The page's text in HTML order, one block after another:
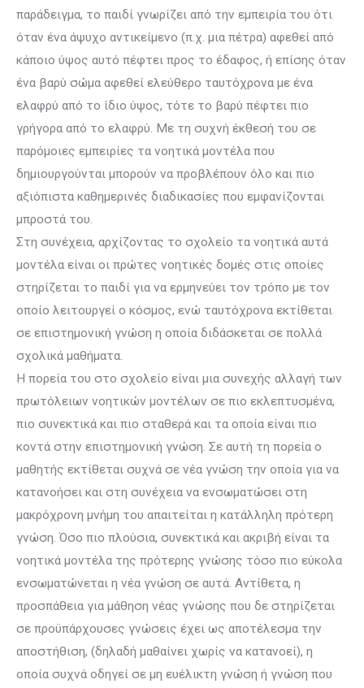
παρά­δειγ­μα, το παιδί γνωρίζει από την εμπειρία του ότι
όταν ένα άψυχο αντικείμενο (π.χ. μια πέ­τρα) αφεθεί από
κάποιο ύψος αυτό πέφτει προς το έδαφος, ή επίσης όταν
ένα βα­ρύ σώμα αφεθεί ελεύθερο ταυτόχρονα με ένα
ελαφρύ από το ίδιο ύψος, τότε το βαρύ πέφτει πιο
γρήγορα από το ελαφρύ. Με τη συχνή έκθεσή του σε
παρό­μοιες εμπειρίες τα νοητικά μοντέλα που
δημιουργούνται μπορούν να προβλέπουν όλο και πιο
αξιόπιστα καθημερινές διαδικασίες που εμφανίζονται
μπροστά του.
Στη συνέχεια, αρχί­ζο­ντας το σχολείο τα νοητικά αυτά
μοντέλα είναι οι πρώτες νοητικές δομές στις οποίες
στη­ρί­ζεται το παιδί για να ερμηνεύει τον τρόπο με τον
οποίο λειτουργεί ο κόσμος, ενώ ταυτόχρονα εκτίθεται
σε επιστημονική γνώση η οποία διδάσκεται σε πολλά
σχολικά μαθήματα.
Η πο­ρεία του στο σχο­λείο είναι μια συνεχής αλλαγή των
πρωτόλειων νοητικών μοντέλων σε πιο εκλεπτυσμένα,
πιο συνεκτικά και πιο σταθερά και τα οποία είναι πιο
κοντά στην επιστημονική γνώση. Σε αυτή τη πορεία ο
μαθητής εκτί­θεται συχνά σε νέα γνώση την οποία για να
κατανοήσει και στη συνέχεια να ενσωματώσει στη
μακρόχρονη μνήμη του απαιτείται η κατάλληλη πρότερη
γνώση. Όσο πιο πλούσια, συνεκτικά και ακριβή είναι τα
νοητικά μοντέλα της πρότερης γνώσης τόσο πιο εύκολα
ενσωματώνεται η νέα γνώση σε αυτά. Αντίθετα, η
προσπάθεια για μάθηση νέας γνώσης που δε στη­ρίζεται
σε προϋπάρχουσες γνώσεις έχει ως αποτέλεσμα την
απο­στή­θιση, (δηλαδή μαθαίνει χωρίς να κατανοεί), η
οποία συχνά οδηγεί σε μη ευέλικτη γνώση ή γνώση που